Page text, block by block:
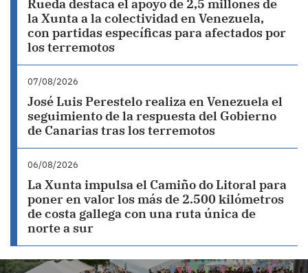
Rueda destaca el apoyo de 2,5 millones de
la Xunta a la colectividad en Venezuela,
con partidas específicas para afectados por
los terremotos
07/08/2026
José Luis Perestelo realiza en Venezuela el
seguimiento de la respuesta del Gobierno
de Canarias tras los terremotos
06/08/2026
La Xunta impulsa el Camiño do Litoral para
poner en valor los más de 2.500 kilómetros
de costa gallega con una ruta única de
norte a sur